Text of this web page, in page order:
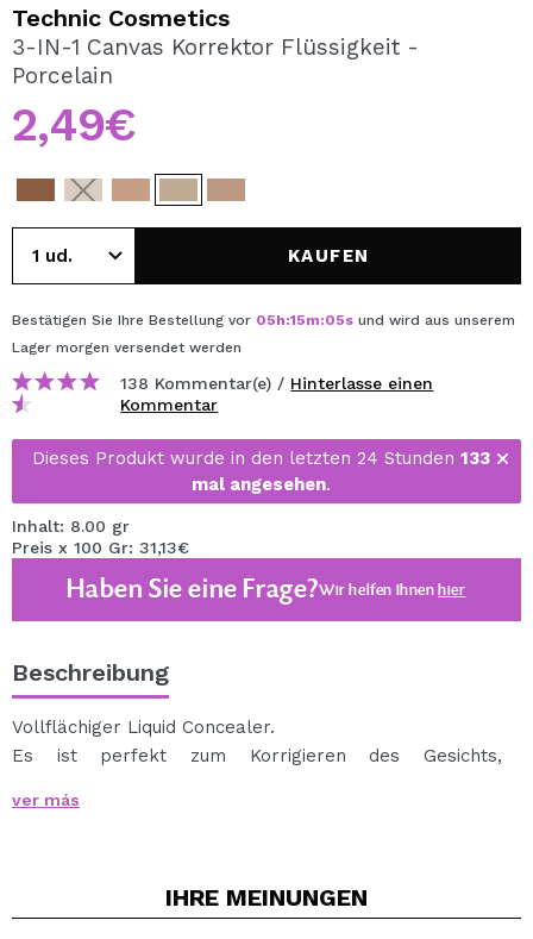
REGISTRIEREN
Durch die Erstellung eines Kontos bei Maquillalia.de
können Sie Ihre Einkäufe schnell tätigen, den Status Ihrer
Bestellungen überprüfen und Ihre bisherigen Vorgänge
einsehen.
Technic Cosmetics
3-IN-1 Canvas Korrektor Flüssigkeit -
Porcelain
2,49€
KAUFEN
Bestätigen Sie Ihre Bestellung vor 05h:15m:05s und wird aus unserem
Lager morgen versendet werden
138 Kommentar(e) / Hinterlasse einen
Kommentar
Dieses Produkt wurde in den letzten 24 Stunden 133
mal angesehen.
Inhalt: 8.00 gr
Preis x 100 Gr: 31,13€
Haben Sie eine Frage?Wir helfen Ihnenhier
Beschreibung
Vollflächiger Liquid Concealer.
Es ist perfekt zum Korrigieren des Gesichts,
Erhältlich in verschiedenen Farben, so dass Sie
ver más
IHRE MEINUNGEN